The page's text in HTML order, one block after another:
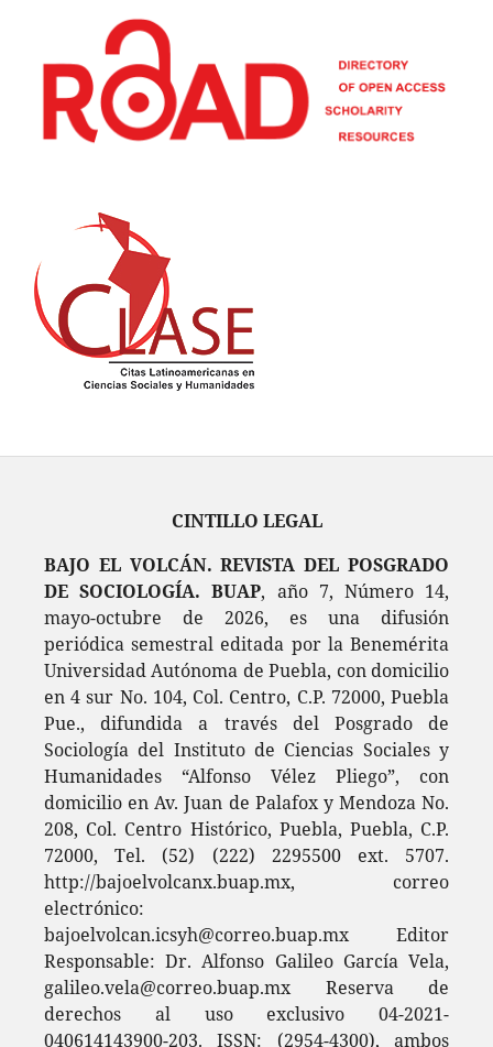
CINTILLO LEGAL
BAJO EL VOLCÁN. REVISTA DEL POSGRADO
DE SOCIOLOGÍA. BUAP, año 7, Número 14,
mayo-octubre de 2026, es una difusión
periódica semestral editada por la Benemérita
Universidad Autónoma de Puebla, con domicilio
en 4 sur No. 104, Col. Centro, C.P. 72000, Puebla
Pue., difundida a través del Posgrado de
Sociología del Instituto de Ciencias Sociales y
Humanidades “Alfonso Vélez Pliego”, con
domicilio en Av. Juan de Palafox y Mendoza No.
208, Col. Centro Histórico, Puebla, Puebla, C.P.
72000, Tel. (52) (222) 2295500 ext. 5707.
http://bajoelvolcanx.buap.mx, correo
electrónico:
bajoelvolcan.icsyh@correo.buap.mx Editor
Responsable: Dr. Alfonso Galileo García Vela,
galileo.vela@correo.buap.mx Reserva de
derechos al uso exclusivo 04-2021-
040614143900-203. ISSN: (2954-4300), ambos